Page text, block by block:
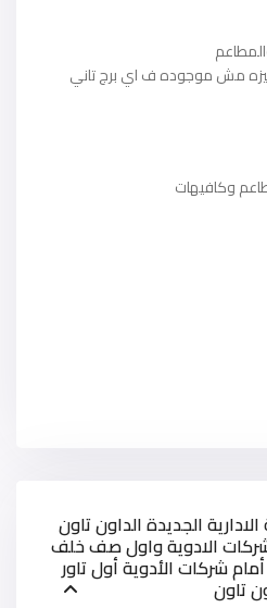
مش موجوده ف اي برج تاني
وكافيهات
الجديدة الداون تاون
الادوية واول صف خلف
أمام شركات الأدوية أول تاور
تاون